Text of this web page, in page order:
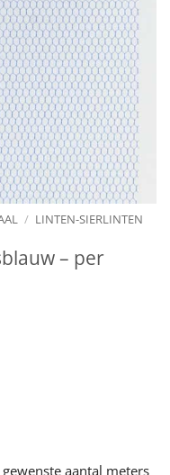
/ LINTEN-SIERLINTEN
– per
aantal meters